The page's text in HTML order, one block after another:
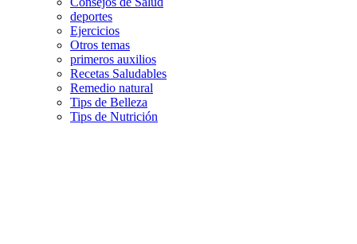
deportes
Ejercicios
Otros temas
primeros auxilios
Recetas Saludables
Remedio natural
Tips de Belleza
Tips de Nutrición